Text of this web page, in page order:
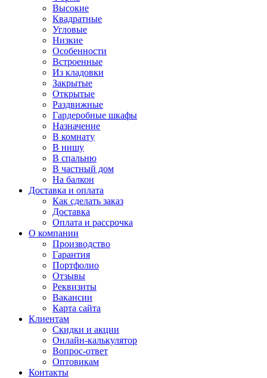
Высокие
Квадратные
Угловые
Низкие
Особенности
Встроенные
Из кладовки
Закрытые
Открытые
Раздвижные
Гардеробные шкафы
Назначение
В комнату
В нишу
В спальню
В частный дом
На балкон
Доставка и оплата
Как сделать заказ
Доставка
Оплата и рассрочка
О компании
Производство
Гарантия
Портфолио
Отзывы
Реквизиты
Вакансии
Карта сайта
Клиентам
Скидки и акции
Онлайн-калькулятор
Вопрос-ответ
Оптовикам
Контакты